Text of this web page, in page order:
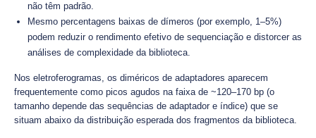
não têm padrão.
Mesmo percentagens baixas de dímeros (por exemplo, 1–5%)
podem reduzir o rendimento efetivo de sequenciação e distorcer as
análises de complexidade da biblioteca.
Nos eletroferogramas, os diméricos de adaptadores aparecem
frequentemente como picos agudos na faixa de ~120–170 bp (o
tamanho depende das sequências de adaptador e índice) que se
situam abaixo da distribuição esperada dos fragmentos da biblioteca.